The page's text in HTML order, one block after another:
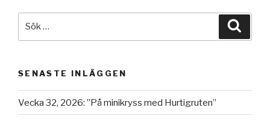
SENASTE INLÄGGEN
Vecka 32, 2026: ”På minikryss med Hurtigruten”